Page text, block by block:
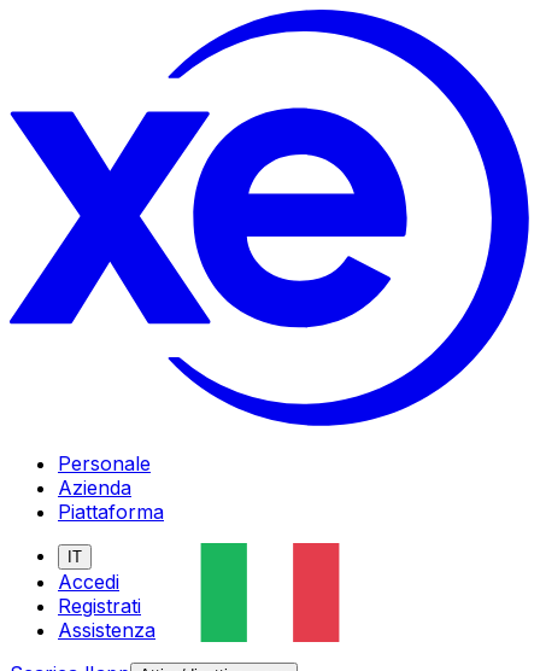
Personale
Azienda
Piattaforma
IT
Accedi
Registrati
Assistenza